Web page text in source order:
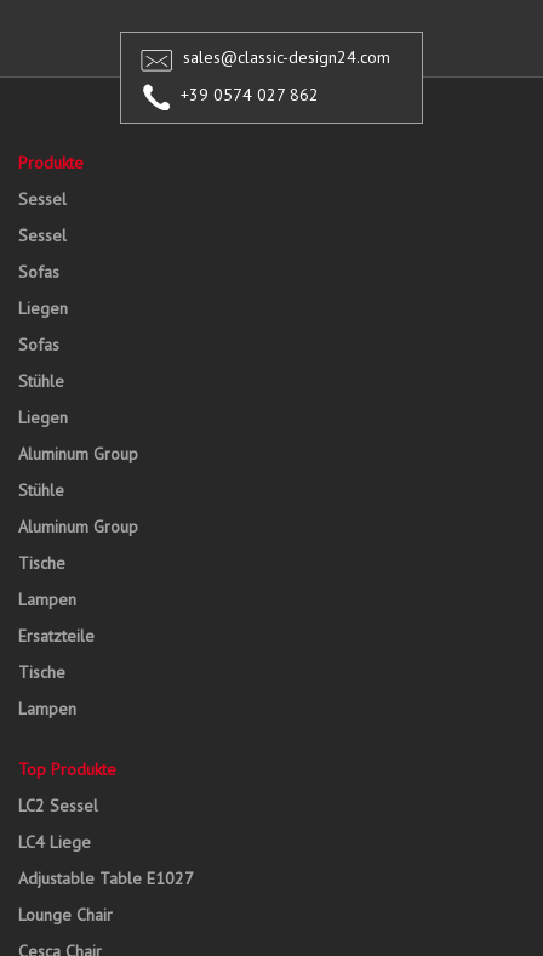
sales@classic-design24.com
+39 0574 027 862
Produkte
Sessel
Sessel
Sofas
Liegen
Sofas
Stühle
Liegen
Aluminum Group
Stühle
Aluminum Group
Tische
Lampen
Ersatzteile
Tische
Lampen
Top Produkte
LC2 Sessel
LC4 Liege
Adjustable Table E1027
Lounge Chair
Cesca Chair